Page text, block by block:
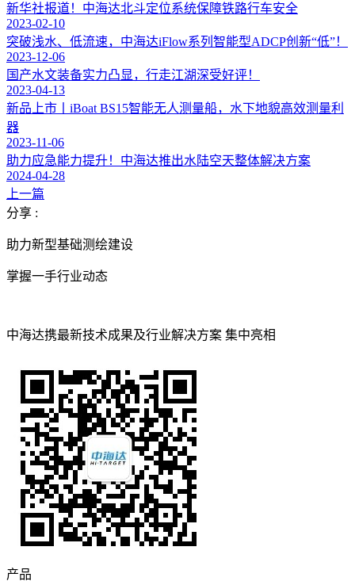
新华社报道！中海达北斗定位系统保障铁路行车安全
2023-02-10
突破浅水、低流速，中海达iFlow系列智能型ADCP创新“低”！
2023-12-06
国产水文装备实力凸显，行走江湖深受好评！
2023-04-13
新品上市丨iBoat BS15智能无人测量船，水下地貌高效测量利
器
2023-11-06
助力应急能力提升！中海达推出水陆空天整体解决方案
2024-04-28
上一篇
分享 :
助力新型基础测绘建设
掌握一手行业动态
中海达携最新技术成果及行业解决方案 集中亮相
产品